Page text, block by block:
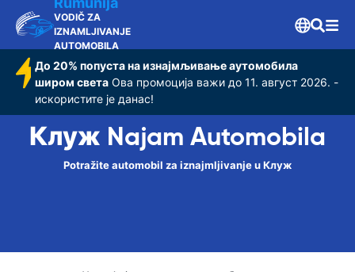
VODIČ ZA
IZNAMLJIVANJE
AUTOMOBILA
До 20% попуста на изнајмљивање аутомобила
широм света Ова промоција важи до 11. август 2026. -
искористите је данас!
Клуж Najam Automobila
Potražite automobil za iznajmljivanje u Клуж